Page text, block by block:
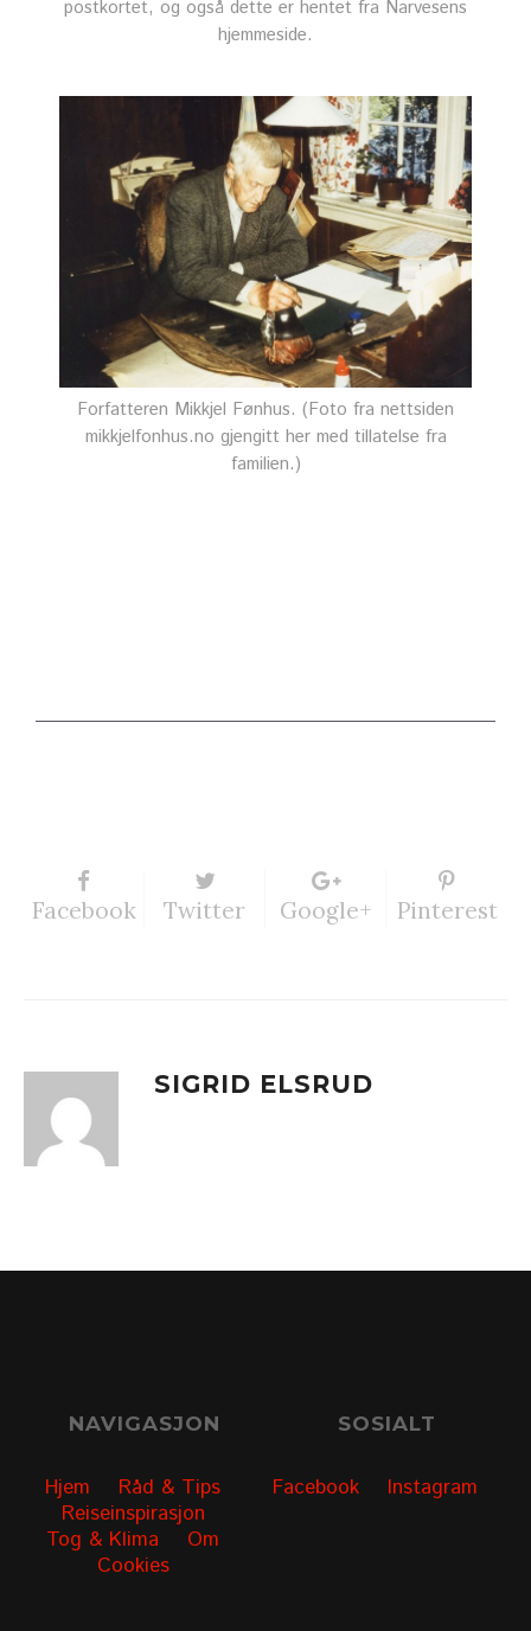
postkortet, og også dette er hentet fra Narvesens
hjemmeside.
Forfatteren Mikkjel Fønhus. (Foto fra nettsiden
mikkjelfonhus.no gjengitt her med tillatelse fra
familien.)
Facebook Twitter Google+ Pinterest
SIGRID ELSRUD
NAVIGASJON
Hjem
Råd & Tips
Reiseinspirasjon
Tog & Klima
Om
Cookies
SOSIALT
Facebook Instagram